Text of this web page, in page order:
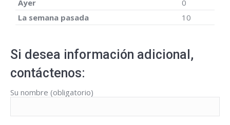
Ayer
0
La semana pasada
10
Si desea información adicional,
contáctenos:
Su nombre (obligatorio)